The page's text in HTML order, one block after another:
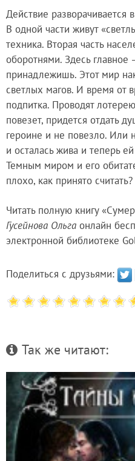
Действие разворачивается
В одной части живут
техника. Вторая часть
оборотнями. Здесь главное
принадлежишь. Этот мир
светлых магов. И время от
подпитка. Проводят
повезет, придется отдать
героине и не повезло. Или
и осталась жива и теперь
Темным миром и его
плохо, как принято считать?
Читать полную книгу
Гусейнова Ольга онлайн
электронной библиотеке
Поделиться с друзьями:
Так же читают: